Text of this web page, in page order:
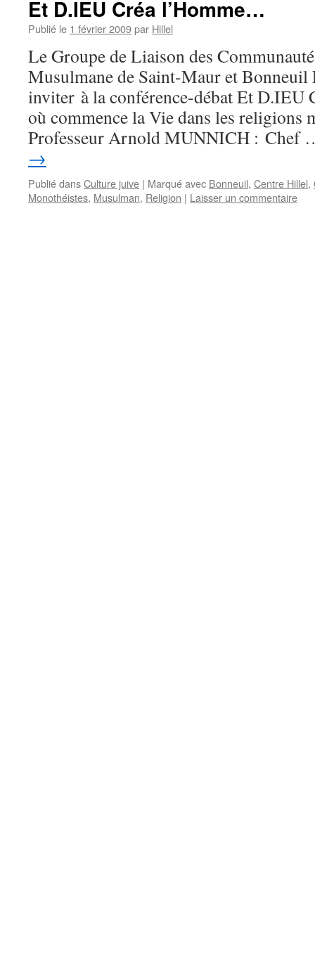
Et D.IEU Créa l’Homme…
Publié le 1 février 2009par Hillel
Le Groupe de Liaison des
Musulmane de Saint-Maur et Bonneuil
inviter à la conférence-débat Et
où commence la Vie dans les religions
Professeur Arnold MUNNICH :
→
Publié dansCulture juive | Marqué avec Bonneuil, Centre Hillel,
Monothéistes, Musulman, Religion | Laisser un commentaire